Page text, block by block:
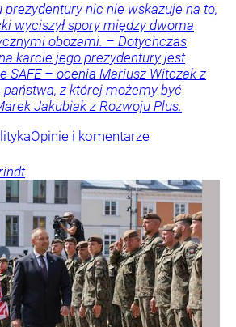
nic nie wskazuje na to,
wyciszył spory między dwoma
obozami. – Dotychczas
karcie jego prezydentury jest
SAFE – ocenia Mariusz Witczak z
państwa, z której możemy być
Jakubiak z Rozwoju Plus.
Opinie i komentarze